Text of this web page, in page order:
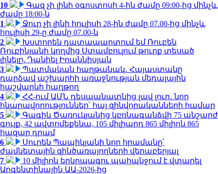
10
Գազ չի լինի օգոստոսի 4-ին ժամը 09:00-ից մինչև
ժամը 18:00-ն
1
Ջուր չի լինի հուլիսի 28-ին ժամը 07.00-ից մինչև
հուլիսի 29-ը ժամը 07.00-ն
2
Խստորեն դատապարտում եմ Ռուբեն
Ռուբինյանի կողմից Ստամբուլում թուրք տեսած
լինելը. Դանիել Իոաննիսյան
3
Պատմական հաղթանակ․ Հայաստանը
դարձավ աշխարհի առաջնության մեդալային
հաշվարկի հաղթող
4
ՀՀ-ում ԱՄՆ դեսպանատնից լավ լուր․ նոր
հնարավորություններ՝ հայ զինվորականների համար
5
Գագիկ Ծառուկյանից կբռնագանձվի 75 անշարժ
գույք, 42 ավտոմեքենա, 105 միլիարդ 865 միլիոն 865
հազար դրամ
6
Սուրեն Պապիկյանի նոր հրամանը՝
ժամկետային զինծառայողների վերաբերյալ
7
10 միլիոն երկրպագու պահանջում է վտարել
Արգենտինային ԱԱ-2026-ից